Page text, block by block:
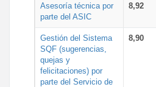
Asesoría técnica por
parte del ASIC
8,92
Gestión del Sistema
SQF (sugerencias,
quejas y
felicitaciones) por
parte del Servicio de
8,90